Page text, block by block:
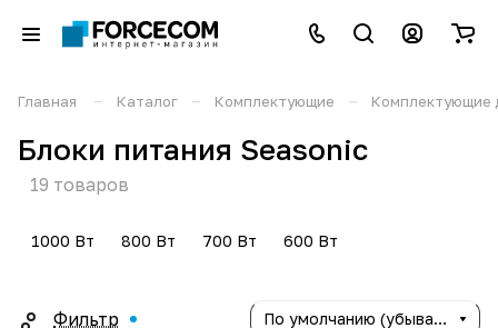
Главная – Каталог – Комплектующие – Комплектующие
Блоки питания Seasonic
19 товаров
1000 Вт 800 Вт 700 Вт 600 Вт
Фильтр По умолчанию (убывание)